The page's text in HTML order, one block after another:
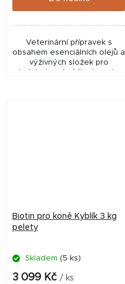
Veterinární přípravek s
obsahem esenciálních olejů a
výživných složek pro
každodenní péči o kopyta
Biotin pro koně Kyblík 3 kg
pelety
Skladem (5 ks)
3 099 Kč / ks